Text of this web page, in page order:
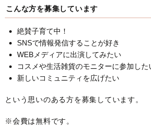
こんな方を募集しています
絶賛子育て中！
SNSで情報発信することが好き
WEBメディアに出演してみたい
コスメや生活雑貨のモニターに参加した
新しいコミュニティを広げたい
という思いのある方を募集しています。
※会費は無料です。